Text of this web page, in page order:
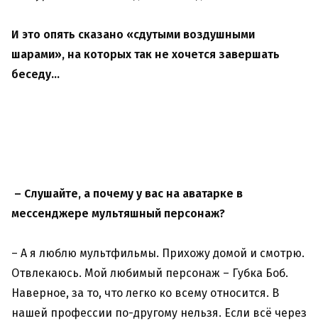
И это опять сказано «сдутыми воздушными
шарами», на которых так не хочется завершать
беседу…
– Слушайте, а почему у вас на аватарке в
мессенджере мультяшный персонаж?
– А я люблю мультфильмы. Прихожу домой и смотрю.
Отвлекаюсь. Мой любимый персонаж – Губка Боб.
Наверное, за то, что легко ко всему относится. В
нашей профессии по-другому нельзя. Если всё через